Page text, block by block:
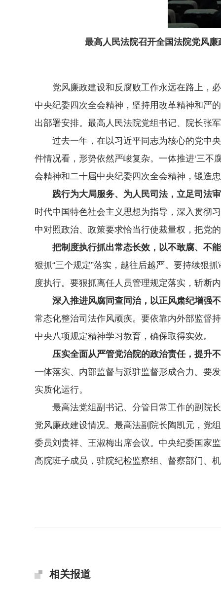
最高人民法院召开全国法院党风
党风廉政建设和反腐败工作永远在路上，必
中央纪委四次全会精神，坚持用改革精神和严
出部署安排。最高人民法院党组书记、院长张
过去一年，在以习近平同志为核心的党中央
件情况看，形势依然严峻复杂。一体推进‘三
会精神和二十届中央纪委四次全会精神，锻
践行为大局服务、为人民司法，立足司法
时代中国特色社会主义思想为指导，深入贯彻
中对照政治、政策要求恰当行使裁量权，把党
把制度执行抓出常态长效，以不敢腐、不
狠抓“三个规定”落实，越往后越严。要持续狠
度执行。要狠抓离任人员管理规定落实，斩断
深入推进风腐同查同治，以正风肃纪增强
常态化整治司法作风顽疾。要依靠内外部监督
中央八项规定精神学习教育，确保取得实效。
压实全面从严管党治院的政治责任，提升
一体落实、内部监督与派驻监督形成合力。要
实质化运行。
最高法党组副书记、分管日常工作的副院长
党风廉政建设情况。最高法副院长陶凯元，党
委员刘贵祥、王淑梅出席会议。中央纪委国家
高院班子成员，驻院纪检监察组、督察部门、
相关报道